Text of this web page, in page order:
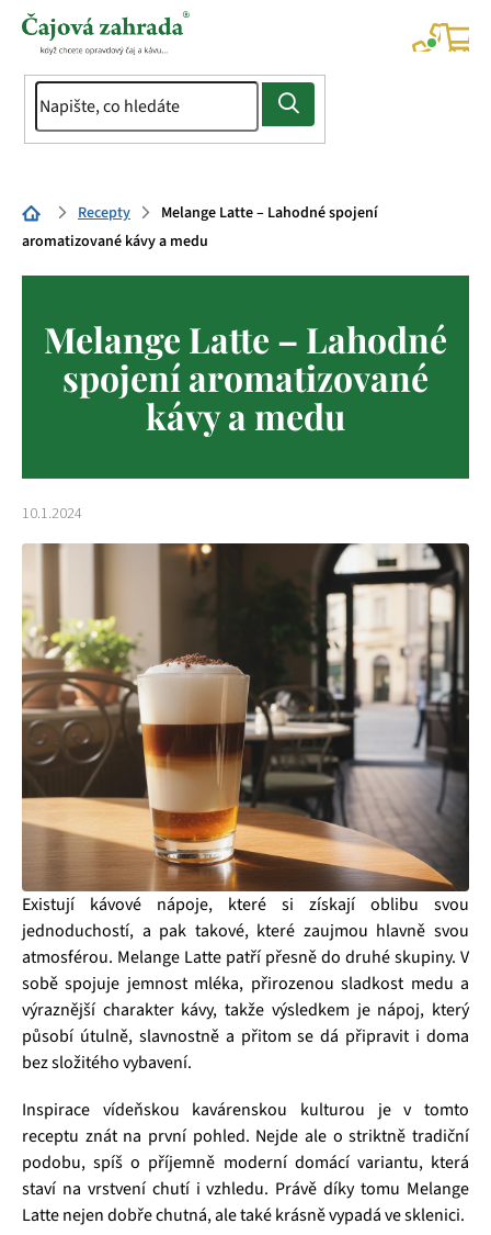
Přejít
Domů Recepty
Melange Latte – Lahodné spojení
aromatizované kávy a medu
Melange Latte – Lahodné
spojení aromatizované
kávy a medu
10.1.2024
Existují kávové nápoje, které si získají oblibu svou
jednoduchostí, a pak takové, které zaujmou hlavně svou
atmosférou. Melange Latte patří přesně do druhé skupiny. V
sobě spojuje jemnost mléka, přirozenou sladkost medu a
výraznější charakter kávy, takže výsledkem je nápoj, který
působí útulně, slavnostně a přitom se dá připravit i doma
bez složitého vybavení.
Inspirace vídeňskou kavárenskou kulturou je v tomto
receptu znát na první pohled. Nejde ale o striktně tradiční
podobu, spíš o příjemně moderní domácí variantu, která
staví na vrstvení chutí i vzhledu. Právě díky tomu Melange
Latte nejen dobře chutná, ale také krásně vypadá ve sklenici.